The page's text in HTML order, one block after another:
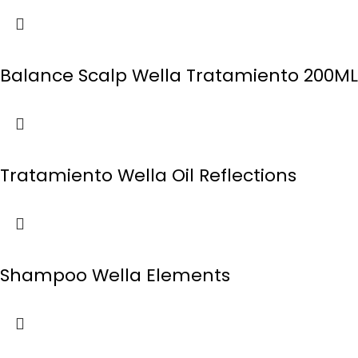
Balance Scalp Wella Tratamiento 200ML
Tratamiento Wella Oil Reflections
Shampoo Wella Elements